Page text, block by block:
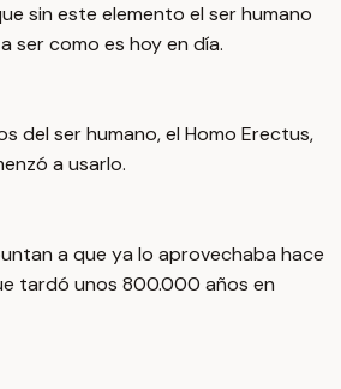
sin este elemento el ser humano
ser como es hoy en día.
del ser humano, el Homo Erectus,
a usarlo.
a que ya lo aprovechaba hace
tardó unos 800.000 años en